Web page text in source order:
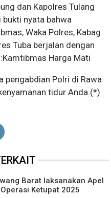
dan Kapolres Tulang
nyata bahwa
Waka Polres, Kabag
Tuba berjalan dengan
Harga Mati
pengabdian Polri di Rawa
tidur Anda.(*)
Barat laksanakan Apel
Ketupat 2025